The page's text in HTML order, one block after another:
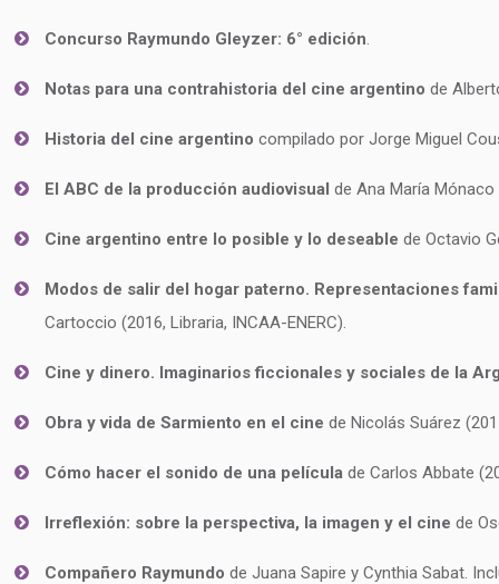
Concurso Raymundo Gleyzer: 6° edición.
Notas para una contrahistoria del cine argentino de
Historia del cine argentino compilado por Jorge Miguel
El ABC de la producción audiovisual de Ana María Mónaco
Cine argentino entre lo posible y lo deseable de Octavio
Modos de salir del hogar paterno. Representaciones
Cartoccio (2016, Libraria, INCAA-ENERC).
Cine y dinero. Imaginarios ficcionales y sociales de la
Obra y vida de Sarmiento en el cine de Nicolás Suárez
Cómo hacer el sonido de una película de Carlos Abbate
Irreflexión: sobre la perspectiva, la imagen y el cine de
Compañero Raymundo de Juana Sapire y Cynthia Sabat.